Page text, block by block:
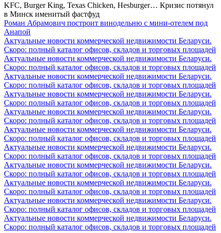
KFC, Burger King, Texas Chicken, Hesburger… Кризис потянул
в Минск именитый фастфуд
Роман Абрамович построит винодельню с мини-отелем под
Анапой
Актуальные новости коммерческой недвижимости Беларуси.
Скоро: полный каталог офисов, складов и торговых площадей
Актуальные новости коммерческой недвижимости Беларуси.
Скоро: полный каталог офисов, складов и торговых площадей
Актуальные новости коммерческой недвижимости Беларуси.
Скоро: полный каталог офисов, складов и торговых площадей
Актуальные новости коммерческой недвижимости Беларуси.
Скоро: полный каталог офисов, складов и торговых площадей
Актуальные новости коммерческой недвижимости Беларуси.
Скоро: полный каталог офисов, складов и торговых площадей
Актуальные новости коммерческой недвижимости Беларуси.
Скоро: полный каталог офисов, складов и торговых площадей
Актуальные новости коммерческой недвижимости Беларуси.
Скоро: полный каталог офисов, складов и торговых площадей
Актуальные новости коммерческой недвижимости Беларуси.
Скоро: полный каталог офисов, складов и торговых площадей
Актуальные новости коммерческой недвижимости Беларуси.
Скоро: полный каталог офисов, складов и торговых площадей
Актуальные новости коммерческой недвижимости Беларуси.
Скоро: полный каталог офисов, складов и торговых площадей
Актуальные новости коммерческой недвижимости Беларуси.
Скоро: полный каталог офисов, складов и торговых площадей